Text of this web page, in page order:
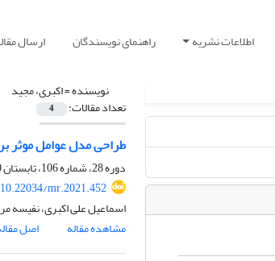
اطلاعات نشریه راهنمای نویسندگان ارسال
نویسنده =اکبری، مجید
تعداد مقالات: 4
طراحی مدل عوامل موثر
دوره 28، شماره 106، تابستان 1400، صفحه
10.22034/mr.2021.452
اسماعیل علی اکبری، نفیسه
مشاهده مقاله
اصل